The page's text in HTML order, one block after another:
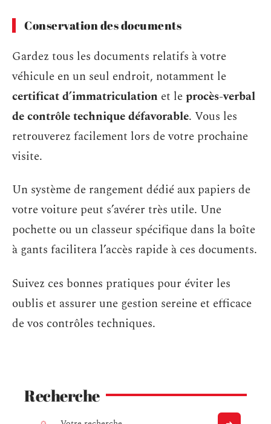
Conservation des documents
Gardez tous les documents relatifs à votre
véhicule en un seul endroit, notamment le
certificat d’immatriculation et leprocès-verbal
de contrôle technique défavorable. Vous les
retrouverez facilement lors de votre prochaine
visite.
Un système de rangement dédié aux papiers de
votre voiture peut s’avérer très utile. Une
pochette ou un classeur spécifique dans la boîte
à gants facilitera l’accès rapide à ces documents.
Suivez ces bonnes pratiques pour éviter les
oublis et assurer une gestion sereine et efficace
de vos contrôles techniques.
Recherche